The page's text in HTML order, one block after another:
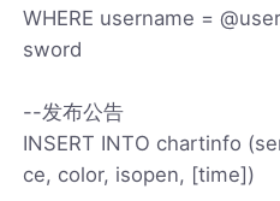
WHERE username =
sword
--发布公告
INSERT INTO chartinfo
ce, color, isopen, [time])